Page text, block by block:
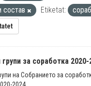
состав
Etiketat:
за соработка 2020-
на Собранието за